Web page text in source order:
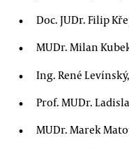
Doc. JUDr. Filip
MUDr. Milan
Ing. René
Prof. MUDr.
MUDr. Marek